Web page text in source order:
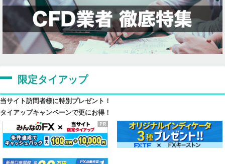
限定タイアップ
当サイト訪問者様に特別プレゼント！
タイアップキャンペーンで更にお得！